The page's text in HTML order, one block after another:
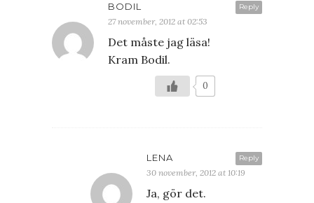
Reply
BODIL
27 november, 2012 at 02:53
Det måste jag läsa!
Kram Bodil.
0
Reply
LENA
30 november, 2012 at 10:19
Ja, gör det.